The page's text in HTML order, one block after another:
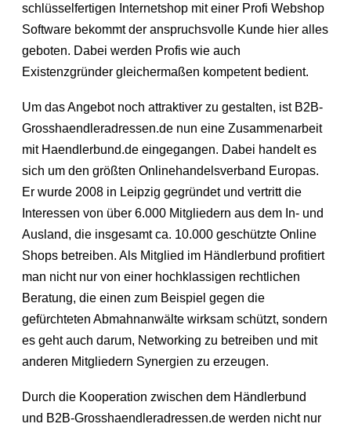
schlüsselfertigen Internetshop mit einer Profi Webshop
Software bekommt der anspruchsvolle Kunde hier alles
geboten. Dabei werden Profis wie auch
Existenzgründer gleichermaßen kompetent bedient.
Um das Angebot noch attraktiver zu gestalten, ist B2B-
Grosshaendleradressen.de nun eine Zusammenarbeit
mit Haendlerbund.de eingegangen. Dabei handelt es
sich um den größten Onlinehandelsverband Europas.
Er wurde 2008 in Leipzig gegründet und vertritt die
Interessen von über 6.000 Mitgliedern aus dem In- und
Ausland, die insgesamt ca. 10.000 geschützte Online
Shops betreiben. Als Mitglied im Händlerbund profitiert
man nicht nur von einer hochklassigen rechtlichen
Beratung, die einen zum Beispiel gegen die
gefürchteten Abmahnanwälte wirksam schützt, sondern
es geht auch darum, Networking zu betreiben und mit
anderen Mitgliedern Synergien zu erzeugen.
Durch die Kooperation zwischen dem Händlerbund
und B2B-Grosshaendleradressen.de werden nicht nur